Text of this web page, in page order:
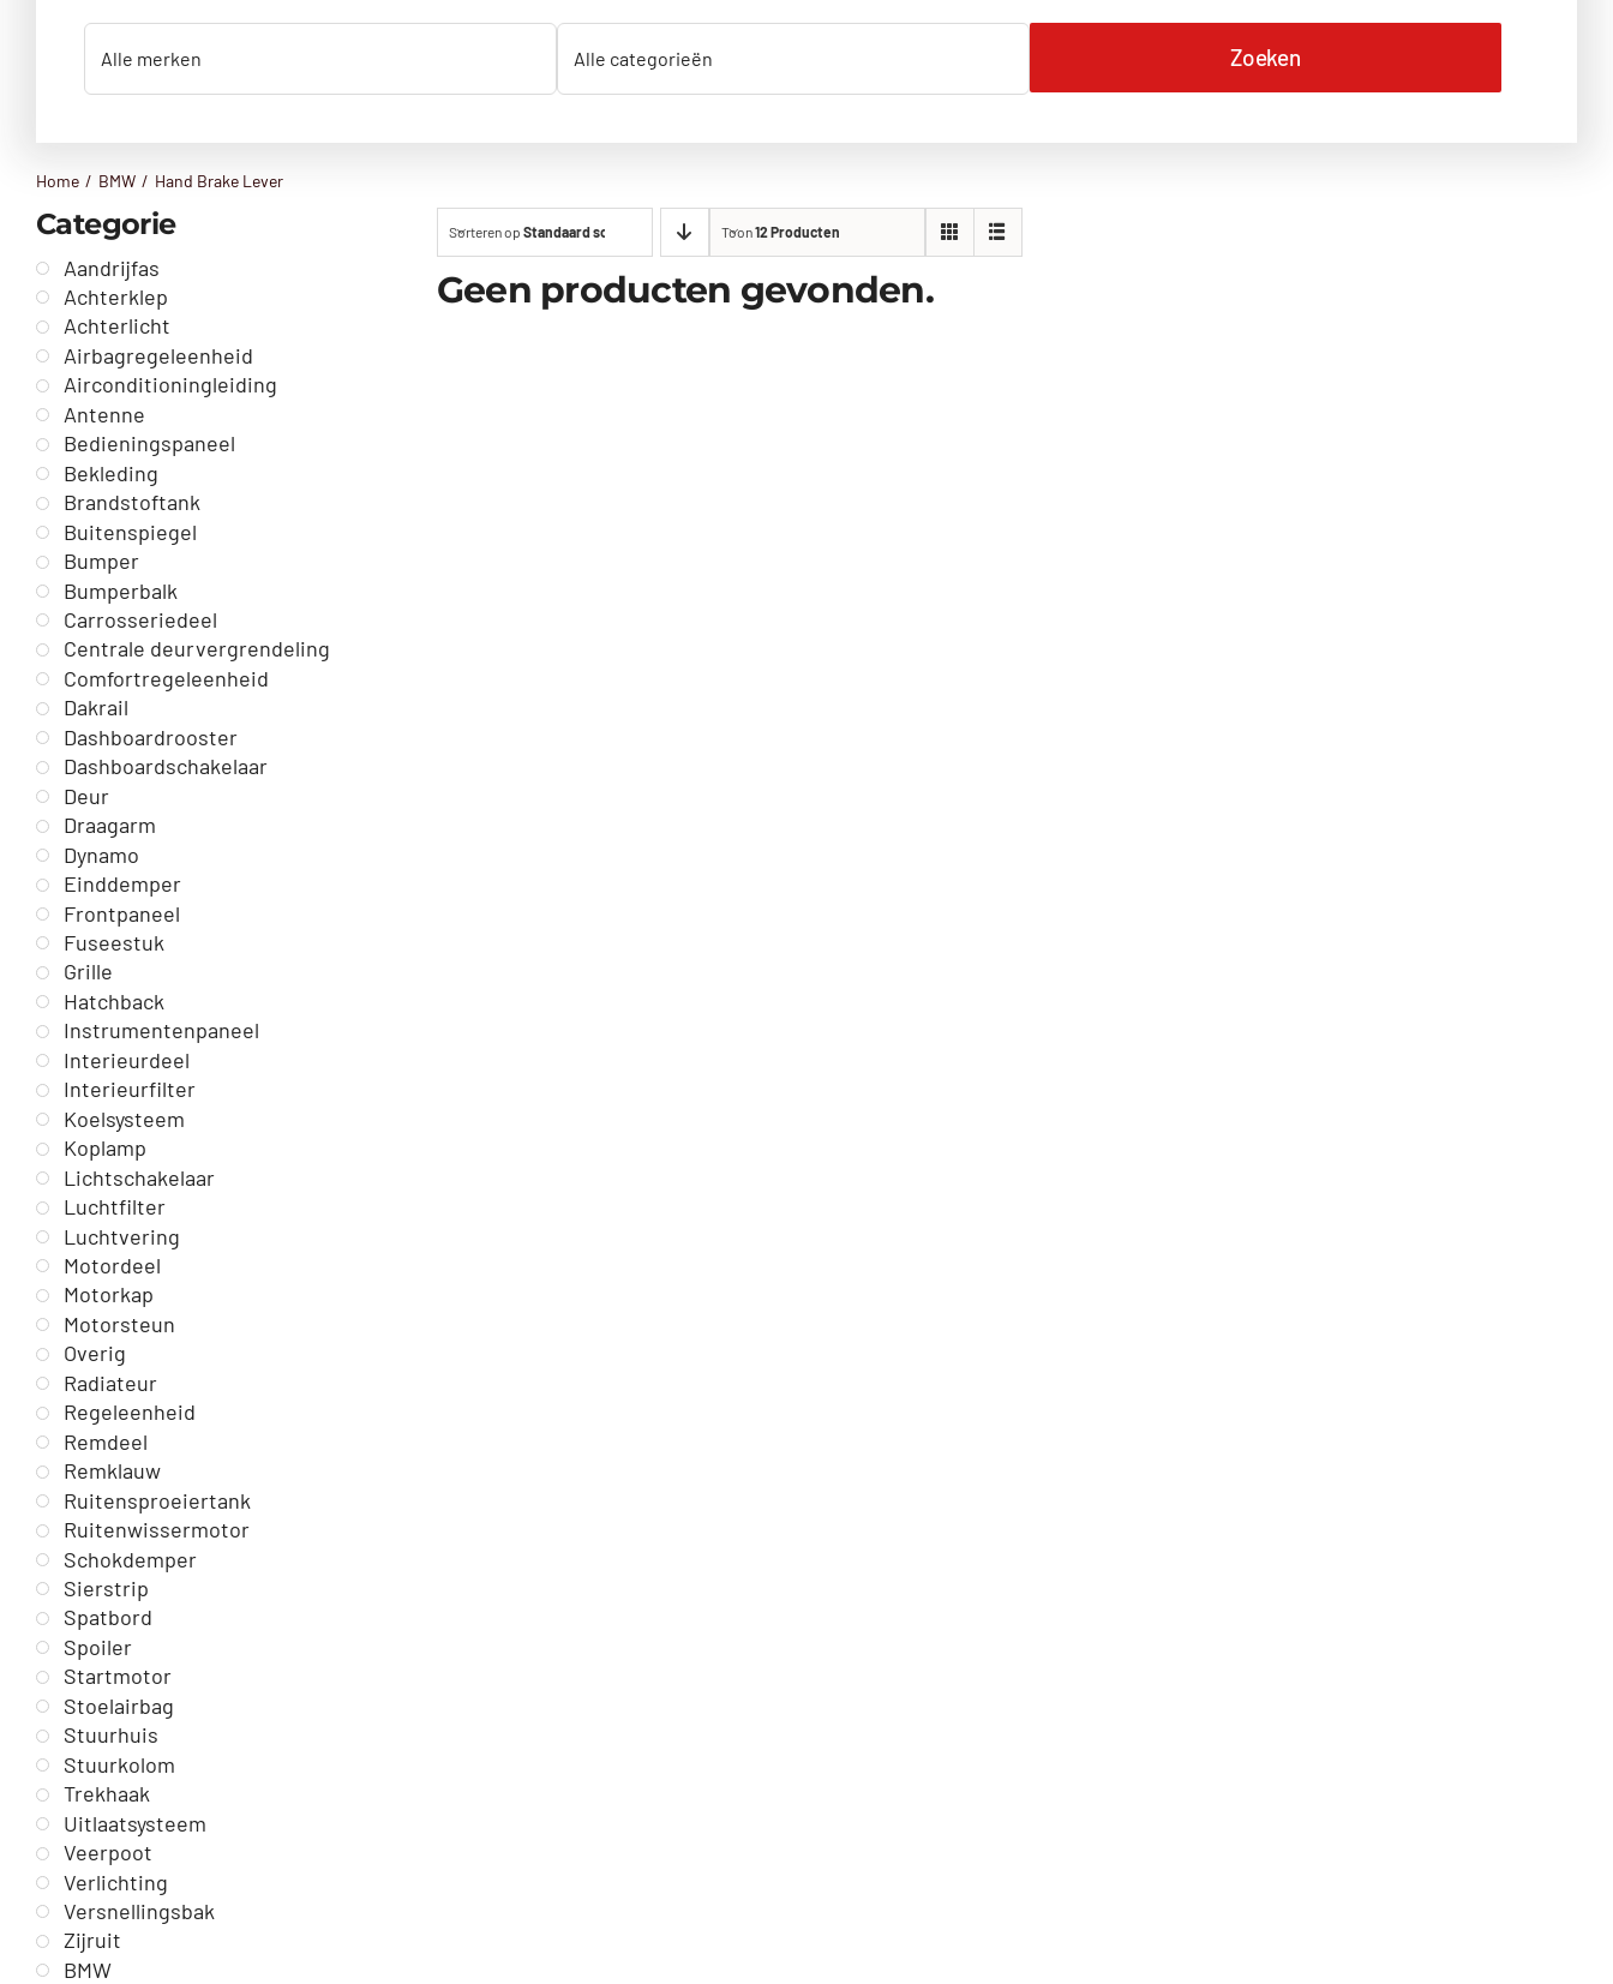
Home BMW Hand Brake Lever
Categorie
Aandrijfas
Achterklep
Achterlicht
Airbagregeleenheid
Airconditioningleiding
Antenne
Bedieningspaneel
Bekleding
Brandstoftank
Buitenspiegel
Bumper
Bumperbalk
Carrosseriedeel
Centrale deurvergrendeling
Comfortregeleenheid
Dakrail
Dashboardrooster
Dashboardschakelaar
Deur
Draagarm
Dynamo
Einddemper
Frontpaneel
Fuseestuk
Grille
Hatchback
Instrumentenpaneel
Interieurdeel
Interieurfilter
Koelsysteem
Koplamp
Lichtschakelaar
Luchtfilter
Luchtvering
Motordeel
Motorkap
Motorsteun
Overig
Radiateur
Regeleenheid
Remdeel
Remklauw
Ruitensproeiertank
Ruitenwissermotor
Schokdemper
Sierstrip
Spatbord
Spoiler
Startmotor
Stoelairbag
Stuurhuis
Stuurkolom
Trekhaak
Uitlaatsysteem
Veerpoot
Verlichting
Versnellingsbak
Zijruit
BMW
Sorteren op Standaard sorteervolgorde Toon12 Producten
Geen producten gevonden.